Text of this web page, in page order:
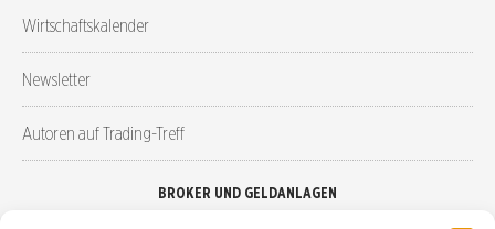
Wirtschaftskalender
Newsletter
Autoren auf Trading-Treff
BROKER UND GELDANLAGEN